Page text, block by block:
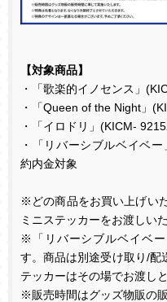
【対象商品】
・「歌楽的イノセンス」
・「Queen of the Night 」
・「イロドリ」 (KICM-
・「リバーシブルベイベー
約内金対象
※どの商品をお買い上げい
ミニステッカーをお渡しい
※「リバーシブルベイベ
す。商品は別途受け取り/配
テッカーはその場でお渡し
※販売時間はグッズ物販の